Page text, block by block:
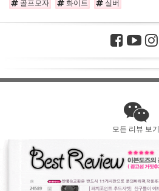
골프모자
화이트 실버
모든 리뷰 보기